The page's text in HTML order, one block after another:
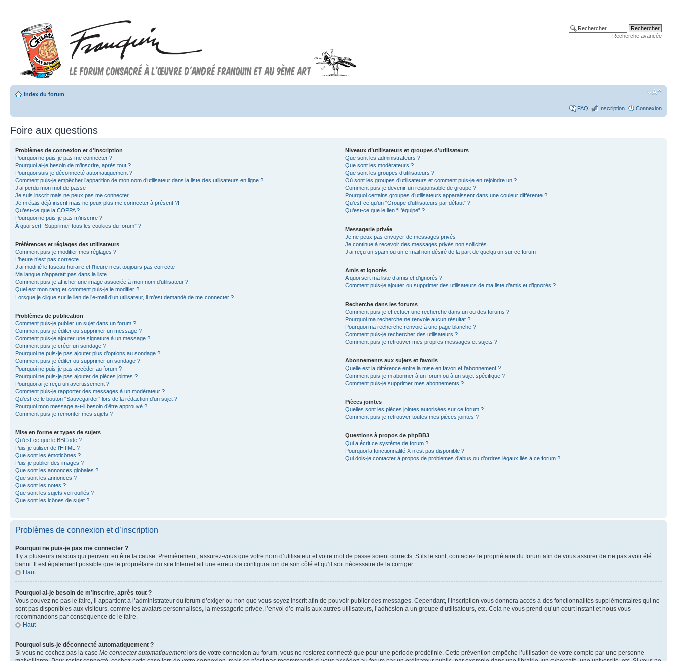
Recherche avancée
Index du forum
FAQ Inscription Connexion
Foire aux questions
Problèmes de connexion et d’inscription
Pourquoi ne puis-je pas me connecter ?
Pourquoi ai-je besoin de m’inscrire, après tout ?
Pourquoi suis-je déconnecté automatiquement ?
Comment puis-je empêcher l’apparition de mon nom d’utilisateur dans la liste des utilisateurs en ligne ?
J’ai perdu mon mot de passe !
Je suis inscrit mais ne peux pas me connecter !
Je m’étais déjà inscrit mais ne peux plus me connecter à présent ?!
Qu’est-ce que la COPPA ?
Pourquoi ne puis-je pas m’inscrire ?
À quoi sert “Supprimer tous les cookies du forum” ?
Préférences et réglages des utilisateurs
Comment puis-je modifier mes réglages ?
L’heure n’est pas correcte !
J’ai modifié le fuseau horaire et l’heure n’est toujours pas correcte !
Ma langue n’apparaît pas dans la liste !
Comment puis-je afficher une image associée à mon nom d’utilisateur ?
Quel est mon rang et comment puis-je le modifier ?
Lorsque je clique sur le lien de l’e-mail d’un utilisateur, il m’est demandé de me connecter ?
Problèmes de publication
Comment puis-je publier un sujet dans un forum ?
Comment puis-je éditer ou supprimer un message ?
Comment puis-je ajouter une signature à un message ?
Comment puis-je créer un sondage ?
Pourquoi ne puis-je pas ajouter plus d’options au sondage ?
Comment puis-je éditer ou supprimer un sondage ?
Pourquoi ne puis-je pas accéder au forum ?
Pourquoi ne puis-je pas ajouter de pièces jointes ?
Pourquoi ai-je reçu un avertissement ?
Comment puis-je rapporter des messages à un modérateur ?
Qu’est-ce le bouton “Sauvegarder” lors de la rédaction d’un sujet ?
Pourquoi mon message a-t-il besoin d’être approuvé ?
Comment puis-je remonter mes sujets ?
Mise en forme et types de sujets
Qu’est-ce que le BBCode ?
Puis-je utiliser de l’HTML ?
Que sont les émoticônes ?
Puis-je publier des images ?
Que sont les annonces globales ?
Que sont les annonces ?
Que sont les notes ?
Que sont les sujets verrouillés ?
Que sont les icônes de sujet ?
Niveaux d’utilisateurs et groupes d’utilisateurs
Que sont les administrateurs ?
Que sont les modérateurs ?
Que sont les groupes d’utilisateurs ?
Où sont les groupes d’utilisateurs et comment puis-je en rejoindre un ?
Comment puis-je devenir un responsable de groupe ?
Pourquoi certains groupes d’utilisateurs apparaissent dans une couleur différente ?
Qu’est-ce qu’un “Groupe d’utilisateurs par défaut” ?
Qu’est-ce que le lien “L’équipe” ?
Messagerie privée
Je ne peux pas envoyer de messages privés !
Je continue à recevoir des messages privés non sollicités !
J’ai reçu un spam ou un e-mail non désiré de la part de quelqu’un sur ce forum !
Amis et ignorés
A quoi sert ma liste d’amis et d’ignorés ?
Comment puis-je ajouter ou supprimer des utilisateurs de ma liste d’amis et d’ignorés ?
Recherche dans les forums
Comment puis-je effectuer une recherche dans un ou des forums ?
Pourquoi ma recherche ne renvoie aucun résultat ?
Pourquoi ma recherche renvoie à une page blanche ?!
Comment puis-je rechercher des utilisateurs ?
Comment puis-je retrouver mes propres messages et sujets ?
Abonnements aux sujets et favoris
Quelle est la différence entre la mise en favori et l’abonnement ?
Comment puis-je m’abonner à un forum ou à un sujet spécifique ?
Comment puis-je supprimer mes abonnements ?
Pièces jointes
Quelles sont les pièces jointes autorisées sur ce forum ?
Comment puis-je retrouver toutes mes pièces jointes ?
Questions à propos de phpBB3
Qui a écrit ce système de forum ?
Pourquoi la fonctionnalité X n’est pas disponible ?
Qui dois-je contacter à propos de problèmes d’abus ou d’ordres légaux liés à ce forum ?
Problèmes de connexion et d’inscription
Pourquoi ne puis-je pas me connecter ?
Il y a plusieurs raisons qui peuvent en être la cause. Premièrement, assurez-vous que votre nom d’utilisateur et votre mot de passe soient corrects. S’ils le sont, contactez le propriétaire du forum afin de vous assurer de ne pas avoir été
banni. Il est également possible que le propriétaire du site Internet ait une erreur de configuration de son côté et qu’il soit nécessaire de la corriger.
Haut
Pourquoi ai-je besoin de m’inscrire, après tout ?
Vous pouvez ne pas le faire, il appartient à l’administrateur du forum d’exiger ou non que vous soyez inscrit afin de pouvoir publier des messages. Cependant, l’inscription vous donnera accès à des fonctionnalités supplémentaires qui ne
sont pas disponibles aux visiteurs, comme les avatars personnalisés, la messagerie privée, l’envoi d’e-mails aux autres utilisateurs, l’adhésion à un groupe d’utilisateurs, etc. Cela ne vous prend qu’un court instant et nous vous
recommandons par conséquence de le faire.
Haut
Pourquoi suis-je déconnecté automatiquement ?
Si vous ne cochez pas la case Me connecter automatiquementlors de votre connexion au forum, vous ne resterez connecté que pour une période prédéfinie. Cette prévention empêche l’utilisation de votre compte par une personne